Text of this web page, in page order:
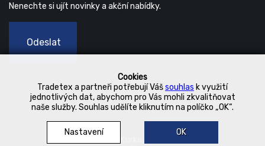
Cookies
Tradetex a partneři potřebují Vášsouhlas k využití
jednotlivých dat, abychom pro Vás mohli zkvalitňovat
naše služby. Souhlas udělíte kliknutím na políčko „OK“.
Nastavení OK
Nenechte si ujít novinky a akční nabídky.
Odeslat